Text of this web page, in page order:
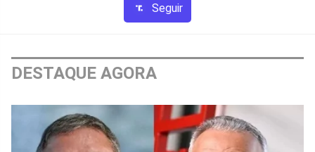
Seguir
DESTAQUE AGORA